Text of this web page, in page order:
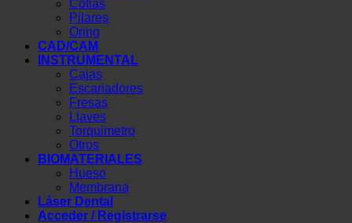
Cofias
Pilares
Oring
CAD/CAM
INSTRUMENTAL
Cajas
Escariadores
Fresas
Llaves
Torquimetro
Otros
BIOMATERIALES
Hueso
Membrana
Láser Dental
Acceder / Registrarse